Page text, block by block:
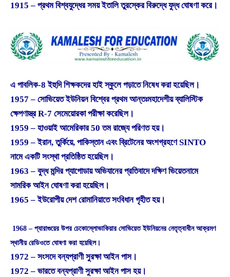
1915 – প্রথম বিশ্বযুদ্ধের সময় ইতালি তুরস্কের বিরুদ্ধে যুদ্ধ ঘোষণা করে।
এ পাবলিক-8 ইহুদি শিক্ষকদের হাই স্কুলে পড়াতে নিষেধ করা হয়েছিল।
1957 – সোভিয়েত ইউনিয়ন বিশ্বের প্রথম আন্তঃমহাদেশীয় ব্যালিস্টিক
ক্ষেপণাস্ত্র R-7 সেমেয়োরকা পরীক্ষা করেছিল।
1959 – হাওয়াই আমেরিকার 50 তম রাজ্যে পরিণত হয়।
1959 – ইরান, তুর্কিয়ে, পাকিস্তান এবং ব্রিটেনের অংশগ্রহণে SINTO
নামে একটি সংস্থা প্রতিষ্ঠিত হয়েছিল।
1963 – বুদ্ধ মন্দির প্যাগোডায় অভিযানের প্রতিবাদে দক্ষিণ ভিয়েতনামে
সামরিক আইন ঘোষণা করা হয়েছিল।
1965 – ইউরোপীয় দেশ রোমানিয়াতে সংবিধান গৃহীত হয়।
1968 – প্যারাগুয়ের উপর চেকোস্লোভাকিয়ার সোভিয়েত ইউনিয়নের নেতৃত্বাধীন আক্রমণ
স্থানীয় রেডিওতে ঘোষণা করা হয়েছিল।
1972 – সংসদে বন্যপ্রাণী সুরক্ষা আইন পাস।
1972 – ভারতে বন্যপ্রাণী সুরক্ষা আইন পাস হয়।